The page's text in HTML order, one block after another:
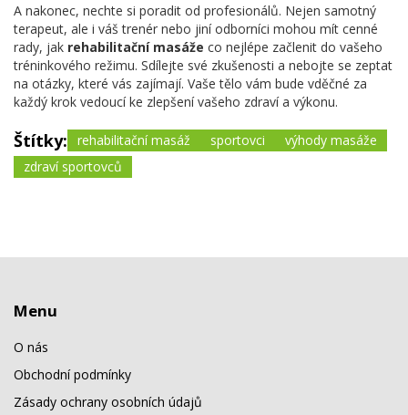
A nakonec, nechte si poradit od profesionálů. Nejen samotný
terapeut, ale i váš trenér nebo jiní odborníci mohou mít cenné
rady, jak rehabilitační masáže co nejlépe začlenit do vašeho
tréninkového režimu. Sdílejte své zkušenosti a nebojte se zeptat
na otázky, které vás zajímají. Vaše tělo vám bude vděčné za
každý krok vedoucí ke zlepšení vašeho zdraví a výkonu.
Štítky: rehabilitační masáž sportovci
výhody masáže
zdraví sportovců
Menu
O nás
Obchodní podmínky
Zásady ochrany osobních údajů